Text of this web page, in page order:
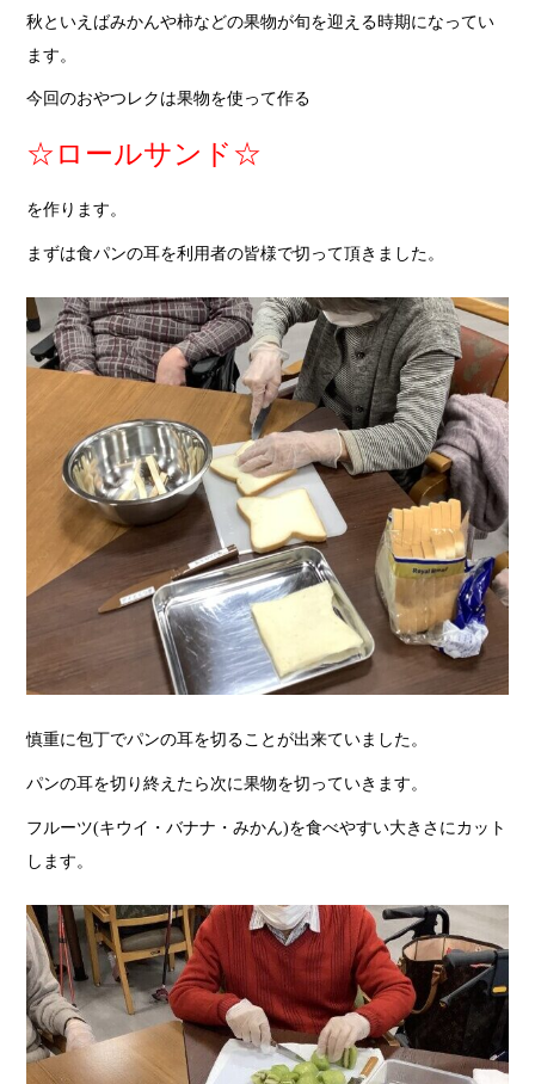
秋といえばみかんや柿などの果物が旬を迎える時期になってい
ます。
今回のおやつレクは果物を使って作る
☆ロールサンド☆
を作ります。
まずは食パンの耳を利用者の皆様で切って頂きました。
慎重に包丁でパンの耳を切ることが出来ていました。
パンの耳を切り終えたら次に果物を切っていきます。
フルーツ(キウイ・バナナ・みかん)を食べやすい大きさにカット
します。